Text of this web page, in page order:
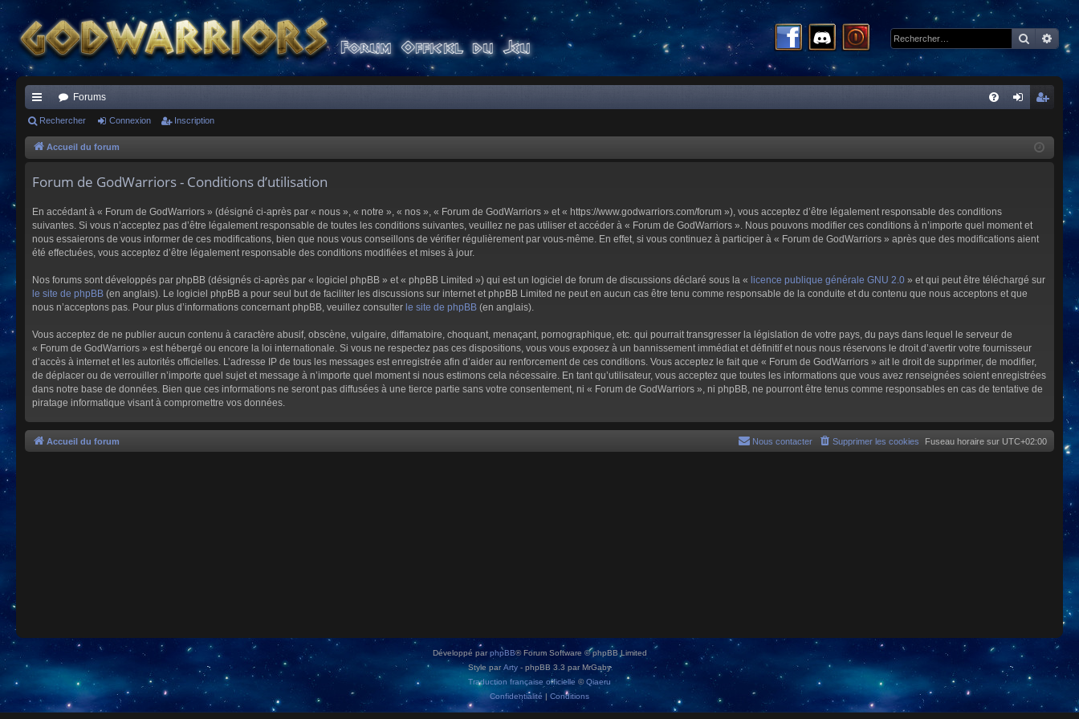
ac
co
s
Forums
cri
Rechercher Connexion Inscription
Accueil du forum
Forum de GodWarriors - Conditions d’utilisation
En accédant à « Forum de GodWarriors » (désigné ci-après par « nous », « notre », « nos », « Forum de GodWarriors » et « https://www.godwarriors.com/forum »), vous acceptez d’être légalement responsable des conditions
suivantes. Si vous n’acceptez pas d’être légalement responsable de toutes les conditions suivantes, veuillez ne pas utiliser et accéder à « Forum de GodWarriors ». Nous pouvons modifier ces conditions à n’importe quel moment et
nous essaierons de vous informer de ces modifications, bien que nous vous conseillons de vérifier régulièrement par vous-même. En effet, si vous continuez à participer à « Forum de GodWarriors » après que des modifications aient
été effectuées, vous acceptez d’être légalement responsable des conditions modifiées et mises à jour.
Nos forums sont développés par phpBB (désignés ci-après par « logiciel phpBB » et « phpBB Limited ») qui est un logiciel de forum de discussions déclaré sous la « licence publique générale GNU 2.0 » et qui peut être téléchargé sur
le site de phpBB (en anglais). Le logiciel phpBB a pour seul but de faciliter les discussions sur internet et phpBB Limited ne peut en aucun cas être tenu comme responsable de la conduite et du contenu que nous acceptons et que
nous n’acceptons pas. Pour plus d’informations concernant phpBB, veuillez consulter le site de phpBB (en anglais).
Vous acceptez de ne publier aucun contenu à caractère abusif, obscène, vulgaire, diffamatoire, choquant, menaçant, pornographique, etc. qui pourrait transgresser la législation de votre pays, du pays dans lequel le serveur de
« Forum de GodWarriors » est hébergé ou encore la loi internationale. Si vous ne respectez pas ces dispositions, vous vous exposez à un bannissement immédiat et définitif et nous nous réservons le droit d’avertir votre fournisseur
d’accès à internet et les autorités officielles. L’adresse IP de tous les messages est enregistrée afin d’aider au renforcement de ces conditions. Vous acceptez le fait que « Forum de GodWarriors » ait le droit de supprimer, de modifier,
de déplacer ou de verrouiller n’importe quel sujet et message à n’importe quel moment si nous estimons cela nécessaire. En tant qu’utilisateur, vous acceptez que toutes les informations que vous avez renseignées soient enregistrées
dans notre base de données. Bien que ces informations ne seront pas diffusées à une tierce partie sans votre consentement, ni « Forum de GodWarriors », ni phpBB, ne pourront être tenus comme responsables en cas de tentative de
piratage informatique visant à compromettre vos données.
Accueil du forum Fuseau horaire sur UTC+02:00
Supprimer les cookies
Nous contacter
Développé parphpBB® Forum Software © phpBB Limited
Style par Arty - phpBB 3.3 par MrGaby
Traduction française officielle ©Qiaeru
Confidentialité | Conditions